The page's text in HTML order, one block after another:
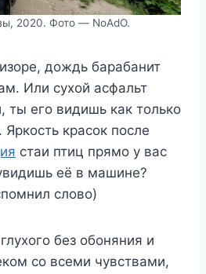
2020. Фото — NoAdO.
дождь барабанит
Или сухой асфальт
ты его видишь как только
красок после
стаи птиц прямо у вас
её в машине?
слово)
без обоняния и
со всеми чувствами,